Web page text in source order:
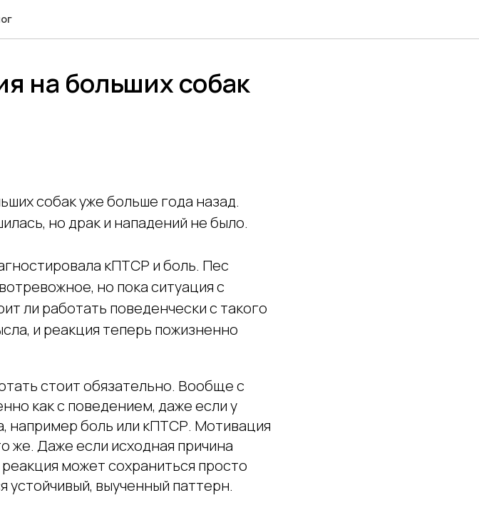
на больших собак
собак уже больше года назад.
но драк и нападений не было.
кПТСР и боль. Пес
но пока ситуация с
ли работать поведенчески с такого
и реакция теперь пожизненно
стоит обязательно. Вообще с
как с поведением, даже если у
например боль или кПТСР. Мотивация
же. Даже если исходная причина
может сохраниться просто
устойчивый, выученный паттерн.